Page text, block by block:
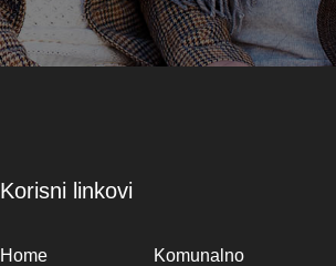
Korisni linkovi
Home
Komunalno